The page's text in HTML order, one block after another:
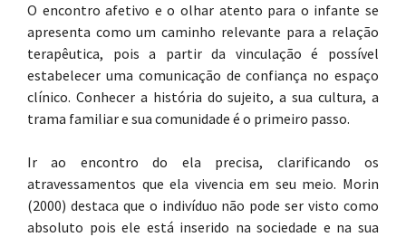
O encontro afetivo e o olhar atento para o infante se
apresenta como um caminho relevante para a relação
terapêutica, pois a partir da vinculação é possível
estabelecer uma comunicação de confiança no espaço
clínico. Conhecer a história do sujeito, a sua cultura, a
trama familiar e sua comunidade é o primeiro passo.
Ir ao encontro do ela precisa, clarificando os
atravessamentos que ela vivencia em seu meio. Morin
(2000) destaca que o indivíduo não pode ser visto como
absoluto pois ele está inserido na sociedade e na sua